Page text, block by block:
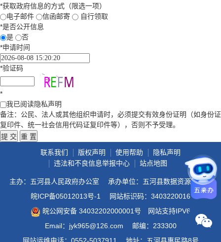
*获取政府信息的方式（限选一项）
电子邮件
信函邮寄
自行领取
*是否公开信息
是
否
*申请时间
*验证码
*
我已阅读隐私声明
备注：公民、法人或其他组织申请时，必须提交有效身份证明（如身份证
复印件、统一社会信用代码证复印件等），否则不予受理。
联系我们 版权声明 使用帮助
隐私声明
违法和不良信息举报中心
站点地图
主办：五河县人民政府办公室
承办单位：五河县数据资源管理局
皖ICP备05012013号-1
网站标识码：3403220016
皖公网安备 34032202000001号
网站支持IPV6
Email：jyk965@126.com
邮编：233300